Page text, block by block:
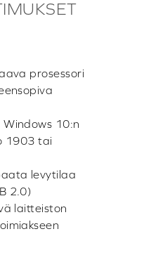
prosessori
10:n
1903 tai
levytilaa
2.0)
laitteiston